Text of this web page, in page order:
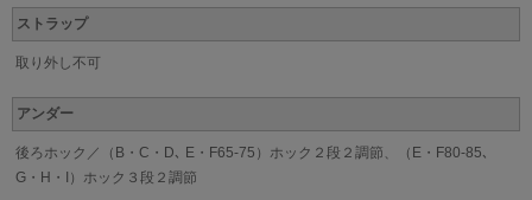
ストラップ
取り外し不可
アンダー
後ろホック／（B・C・D､ E・F65-75）ホック２段２調節、（E・F80-85､
G・H・I）ホック３段２調節